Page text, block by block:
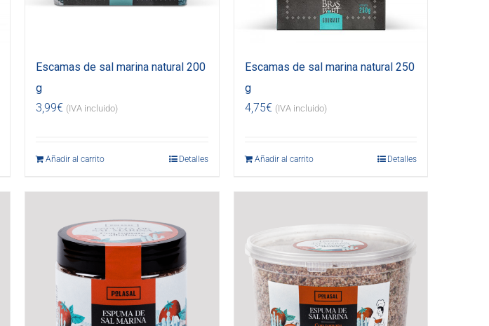
Escamas de sal marina natural 200
g
3,99€ (IVA incluido)
Añadir al carrito Detalles
Escamas de sal marina natural 250
g
4,75€ (IVA incluido)
Añadir al carrito Detalles